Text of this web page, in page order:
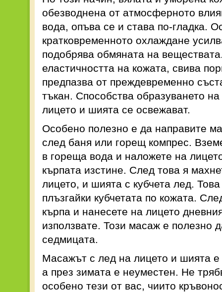
обезводнена от атмосферното
вода, опъва се и става по-гладка.
кратковременното охлаждане
подобрява обмяната на
еластичността на кожата, свива
предпазва от преждевременно
тъкан. Способства образуването
лицето и шията се освежават.
Особено полезно е да направите
след баня или горещ компрес.
в гореща вода и наложете на
кърпата изстине. След това я
лицето, и шията с кубчета лед.
плъзгайки кубчетата по кожата.
кърпа и нанесете на лицето
използвате. Този масаж е полезно
седмицата.
Масажът с лед на лицето и шията
а през зимата е неуместен. Не
особено тези от вас, чиито